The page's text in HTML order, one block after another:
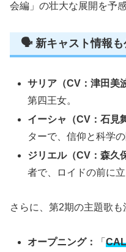
会編」の壮大な展開を予
🗣 新キャスト情報も
サリア（CV：津田美
第四王女。
イーシャ（CV：石見
ターで、信仰と科学の
ジリエル（CV：森久
者で、ロイドの前に立
さらに、第2期の主題歌も
オープニング： 「